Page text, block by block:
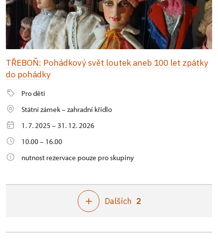
TŘEBOŇ: Pohádkový svět loutek aneb 100 let zpátky
do pohádky
Pro děti
Státní zámek – zahradní křídlo
1. 7. 2025 – 31. 12. 2026
10.00 – 16.00
nutnost rezervace pouze pro skupiny
Dalších 2